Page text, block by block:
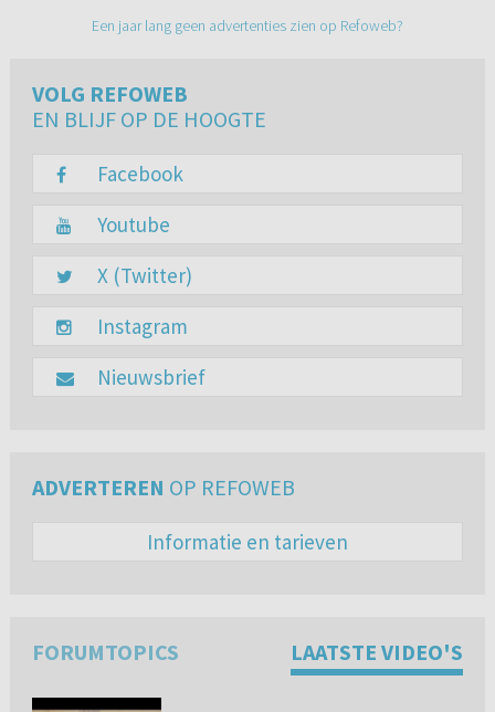
Een jaar lang geen advertenties zien op Refoweb?
VOLG REFOWEB
EN BLIJF OP DE HOOGTE
Facebook
Youtube
X (Twitter)
Instagram
Nieuwsbrief
ADVERTEREN OP REFOWEB
Informatie en tarieven
FORUMTOPICS LAATSTE VIDEO'S